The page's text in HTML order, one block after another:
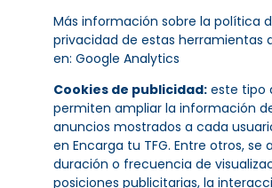
Más información sobre la política
privacidad de estas herramientas
en: Google Analytics
Cookies de publicidad: este tipo
permiten ampliar la información
anuncios mostrados a cada
en Encarga tu TFG. Entre otros, se
duración o frecuencia de
posiciones publicitarias, la